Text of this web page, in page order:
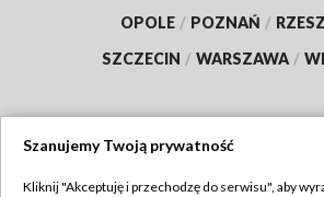
OPOLE / POZNAŃ /
SZCZECIN / WARSZAWA /
Szanujemy Twoją prywatność
Kliknij "Akceptuję i przechodzę do serwisu", aby